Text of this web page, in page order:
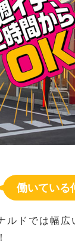
働いている
ルドでは幅